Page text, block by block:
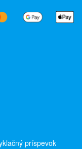
príspevok